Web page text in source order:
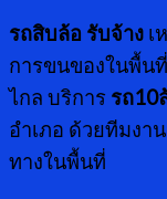
รถสิบล้อ รับจ้าง เ
การขนของในพื้น
ไกล บริการ รถ10
อำเภอ ด้วยทีมงา
ทางในพื้นที่